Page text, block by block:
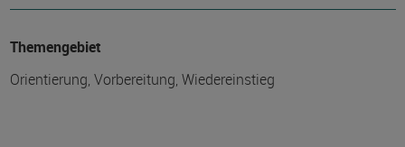
Themengebiet
Orientierung, Vorbereitung, Wiedereinstieg